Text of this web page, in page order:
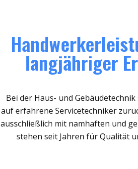
langjähriger
Bei der Haus- und
auf erfahrene Servicetechniker
ausschließlich mit namhaften und
stehen seit Jahren für Qualität